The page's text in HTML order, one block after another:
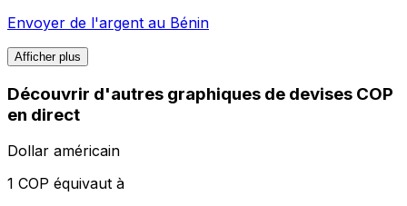
Envoyer de l'argent au Bénin
Afficher plus
Découvrir d'autres graphiques de devises COP
en direct
Dollar américain
1 COP équivaut à